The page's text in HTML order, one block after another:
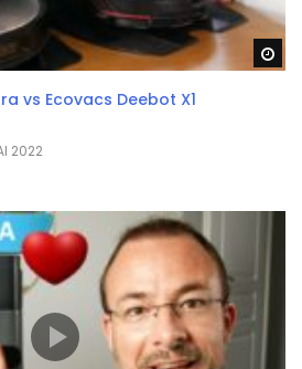
vs Ecovacs Deebot X1
2022